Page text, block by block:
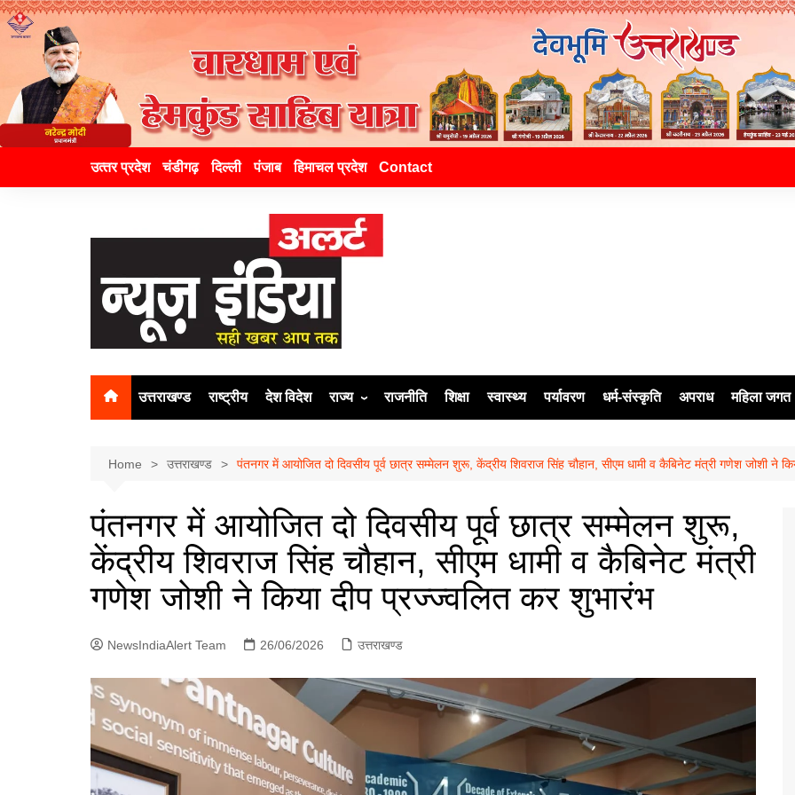
उत्‍तर प्रदेश चंडीगढ़ दिल्ली पंजाब हिमाचल प्रदेश Contact
उत्तराखण्ड राष्ट्रीय देश विदेश राज्य
दिल्ली
पंजाब
चंडीगढ़
राजनीति शिक्षा स्वास्थ्य पर्यावरण धर्म-संस्कृति अपराध महिला जगत
Home उत्तराखण्ड पंतनगर में आयोजित दो दिवसीय पूर्व छात्र सम्मेलन शुरू, केंद्रीय शिवराज सिंह चौहान, सीएम धामी व कैबिनेट मंत्री गणेश जोशी ने
पंतनगर में आयोजित दो दिवसीय पूर्व छात्र सम्मेलन शुरू,
केंद्रीय शिवराज सिंह चौहान, सीएम धामी व कैबिनेट मंत्री
गणेश जोशी ने किया दीप प्रज्ज्वलित कर शुभारंभ
NewsIndiaAlert Team 26/06/2026 उत्तराखण्ड